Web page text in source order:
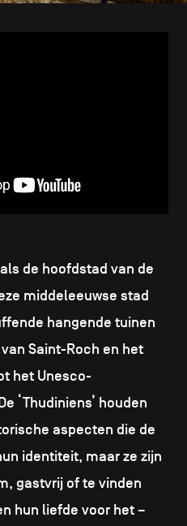
de hoofdstad van de
middeleeuwse stad
hangende tuinen
Saint-Roch en het
het Unesco-
‘Thudiniens’ houden
aspecten die de
identiteit, maar ze zijn
gastvrij of te vinden
hun liefde voor het –